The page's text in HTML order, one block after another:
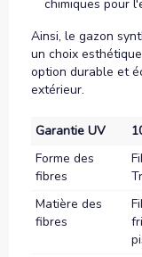
chimiques pour
Ainsi, le gazon
un choix
option durable et
extérieur.
Garantie UV
Forme des
fibres
Matière des
fibres